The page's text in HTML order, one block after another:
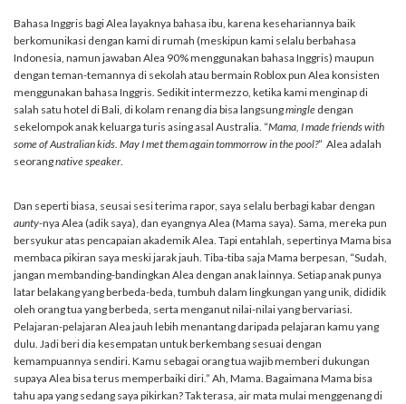
Bahasa Inggris bagi Alea layaknya bahasa ibu, karena kesehariannya baik
berkomunikasi dengan kami di rumah (meskipun kami selalu berbahasa
Indonesia, namun jawaban Alea 90% menggunakan bahasa Inggris) maupun
dengan teman-temannya di sekolah atau bermain Roblox pun Alea konsisten
menggunakan bahasa Inggris. Sedikit intermezzo, ketika kami menginap di
salah satu hotel di Bali, di kolam renang dia bisa langsungmingle dengan
sekelompok anak keluarga turis asing asal Australia. “Mama, I made friends with
some of Australian kids. May I met them again tommorrow in the pool?” Alea adalah
seorangnative speaker.
Dan seperti biasa, seusai sesi terima rapor, saya selalu berbagi kabar dengan
aunty-nya Alea (adik saya), dan eyangnya Alea (Mama saya). Sama, mereka pun
bersyukur atas pencapaian akademik Alea. Tapi entahlah, sepertinya Mama bisa
membaca pikiran saya meski jarak jauh. Tiba-tiba saja Mama berpesan, “Sudah,
jangan membanding-bandingkan Alea dengan anak lainnya. Setiap anak punya
latar belakang yang berbeda-beda, tumbuh dalam lingkungan yang unik, dididik
oleh orang tua yang berbeda, serta menganut nilai-nilai yang bervariasi.
Pelajaran-pelajaran Alea jauh lebih menantang daripada pelajaran kamu yang
dulu. Jadi beri dia kesempatan untuk berkembang sesuai dengan
kemampuannya sendiri. Kamu sebagai orang tua wajib memberi dukungan
supaya Alea bisa terus memperbaiki diri.” Ah, Mama. Bagaimana Mama bisa
tahu apa yang sedang saya pikirkan? Tak terasa, air mata mulai menggenang di